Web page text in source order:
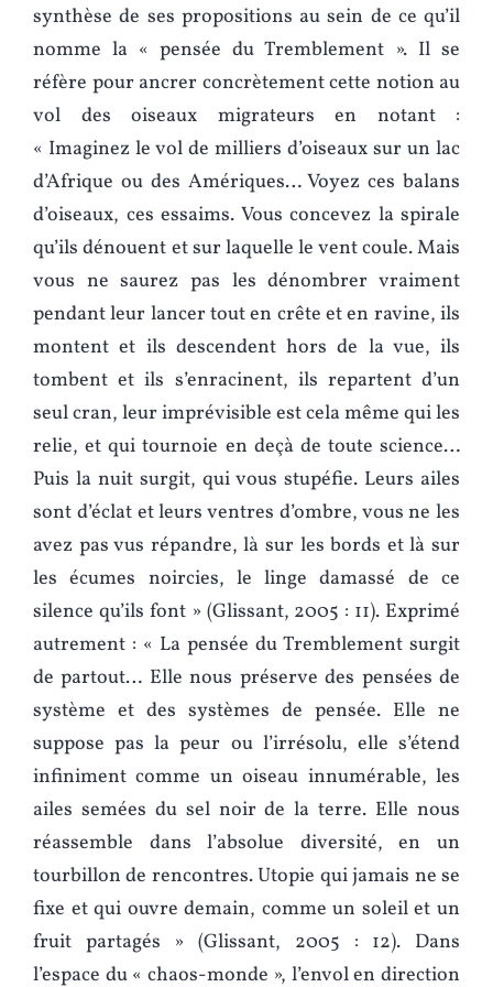
synthèse de ses propositions au sein de ce qu’il
nomme la « pensée du Tremblement ». Il se
réfère pour ancrer concrètement cette notion au
vol des oiseaux migrateurs en notant :
« Imaginez le vol de milliers d’oiseaux sur un lac
d’Afrique ou des Amériques… Voyez ces balans
d’oiseaux, ces essaims. Vous concevez la spirale
qu’ils dénouent et sur laquelle le vent coule. Mais
vous ne saurez pas les dénombrer vraiment
pendant leur lancer tout en crête et en ravine, ils
montent et ils descendent hors de la vue, ils
tombent et ils s’enracinent, ils repartent d’un
seul cran, leur imprévisible est cela même qui les
relie, et qui tournoie en deçà de toute science…
Puis la nuit surgit, qui vous stupéfie. Leurs ailes
sont d’éclat et leurs ventres d’ombre, vous ne les
avez pas vus répandre, là sur les bords et là sur
les écumes noircies, le linge damassé de ce
silence qu’ils font » (Glissant, 2005 : 11). Exprimé
autrement : « La pensée du Tremblement surgit
de partout… Elle nous préserve des pensées de
système et des systèmes de pensée. Elle ne
suppose pas la peur ou l’irrésolu, elle s’étend
infiniment comme un oiseau innumérable, les
ailes semées du sel noir de la terre. Elle nous
réassemble dans l’absolue diversité, en un
tourbillon de rencontres. Utopie qui jamais ne se
fixe et qui ouvre demain, comme un soleil et un
fruit partagés » (Glissant, 2005 : 12). Dans
l’espace du « chaos-monde », l’envol en direction